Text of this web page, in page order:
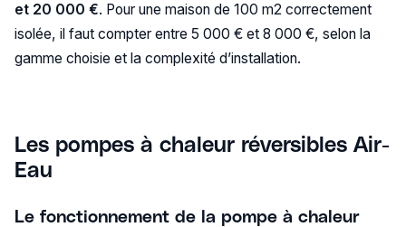
et 20 000 €. Pour une maison de 100 m2 correctement
isolée, il faut compter entre 5 000 € et 8 000 €, selon la
gamme choisie et la complexité d’installation.
Les pompes à chaleur réversiblesAir-
Eau
Le fonctionnement de la pompe à chaleur